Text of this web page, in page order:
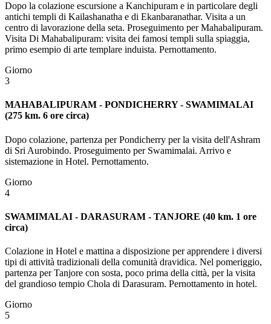
Dopo la colazione escursione a Kanchipuram e in particolare degli
antichi templi di Kailashanatha e di Ekanbaranathar. Visita a un
centro di lavorazione della seta. Proseguimento per Mahabalipuram.
Visita Di Mahabalipuram: visita dei famosi templi sulla spiaggia,
primo esempio di arte templare induista. Pernottamento.
Giorno
3
MAHABALIPURAM - PONDICHERRY - SWAMIMALAI
(275 km. 6 ore circa)
Dopo colazione, partenza per Pondicherry per la visita dell'Ashram
di Sri Aurobindo. Proseguimento per Swamimalai. Arrivo e
sistemazione in Hotel. Pernottamento.
Giorno
4
SWAMIMALAI - DARASURAM - TANJORE (40 km. 1 ore
circa)
Colazione in Hotel e mattina a disposizione per apprendere i diversi
tipi di attività tradizionali della comunità dravidica. Nel pomeriggio,
partenza per Tanjore con sosta, poco prima della città, per la visita
del grandioso tempio Chola di Darasuram. Pernottamento in hotel.
Giorno
5